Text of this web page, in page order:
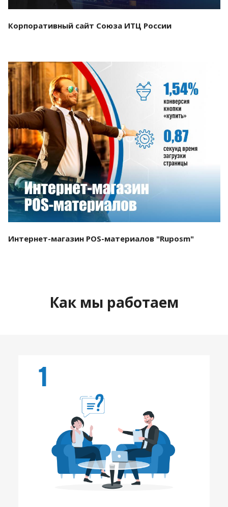
Корпоративный сайт Союза ИТЦ России
Смотреть проект
Интернет-магазин POS-материалов "Ruposm"
Как мы работаем
1